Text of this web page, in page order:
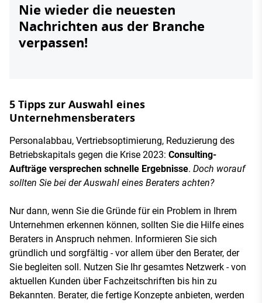
Nie wieder die neuesten
Nachrichten aus der Branche
verpassen!
5 Tipps zur Auswahl eines
Unternehmensberaters
Personalabbau, Vertriebsoptimierung, Reduzierung des
Betriebskapitals gegen die Krise 2023: Consulting-
Aufträge versprechen schnelle Ergebnisse. Doch worauf
sollten Sie bei der Auswahl eines Beraters achten?
Nur dann, wenn Sie die Gründe für ein Problem in Ihrem
Unternehmen erkennen können, sollten Sie die Hilfe eines
Beraters in Anspruch nehmen. Informieren Sie sich
gründlich und sorgfältig - vor allem über den Berater, der
Sie begleiten soll. Nutzen Sie Ihr gesamtes Netzwerk - von
aktuellen Kunden über Fachzeitschriften bis hin zu
Bekannten. Berater, die fertige Konzepte anbieten, werden